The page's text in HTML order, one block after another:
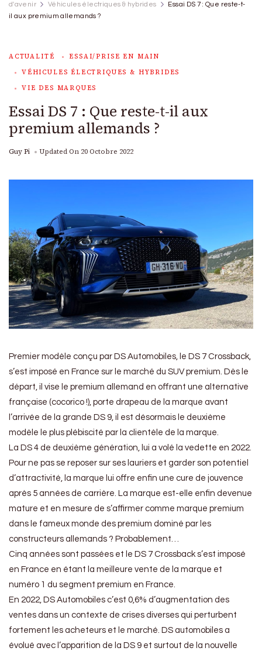
d'avenir
Véhicules électriques & hybrides
Essai DS 7 : Que reste-t-
il aux premium allemands ?
ACTUALITÉ
ESSAI/PRISE EN MAIN
VÉHICULES ÉLECTRIQUES & HYBRIDES
VIE DES MARQUES
Essai DS 7 : Que reste-t-il aux
premium allemands ?
Guy Pi Updated On 20 Octobre 2022
Premier modèle conçu par DS Automobiles, le DS 7 Crossback,
s’est imposé en France sur le marché du SUV premium. Dès le
départ, il vise le premium allemand en offrant une alternative
française (cocorico !), porte drapeau de la marque avant
l’arrivée de la grande DS 9, il est désormais le deuxième
modèle le plus plébiscité par la clientèle de la marque.
La DS 4 de deuxième génération, lui a volé la vedette en 2022.
Pour ne pas se reposer sur ses lauriers et garder son potentiel
d’attractivité, la marque lui offre enfin une cure de jouvence
après 5 années de carrière. La marque est-elle enfin devenue
mature et en mesure de s’affirmer comme marque premium
dans le fameux monde des premium dominé par les
constructeurs allemands ? Probablement…
Cinq années sont passées et le DS 7 Crossback s’est imposé
en France en étant la meilleure vente de la marque et
numéro 1 du segment premium en France.
En 2022, DS Automobiles c’est 0,6% d’augmentation des
ventes dans un contexte de crises diverses qui perturbent
fortement les acheteurs et le marché. DS automobiles a
évolué avec l’apparition de la DS 9 et surtout de la nouvelle